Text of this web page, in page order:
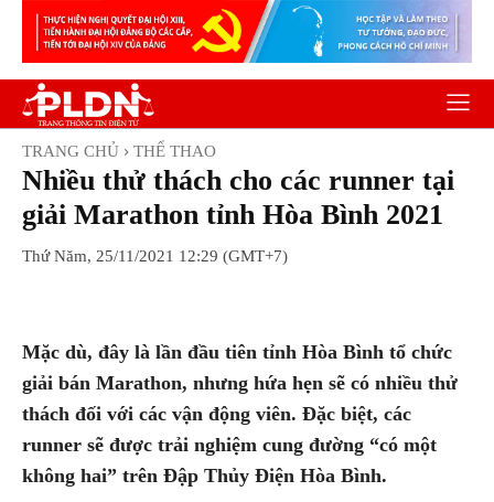
TRANG CHỦ THỂ THAO
Nhiều thử thách cho các runner tại
giải Marathon tỉnh Hòa Bình 2021
Thứ Năm, 25/11/2021 12:29 (GMT+7)
Mặc dù, đây là lần đầu tiên tỉnh Hòa Bình tổ chức
giải bán Marathon, nhưng hứa hẹn sẽ có nhiều thử
thách đối với các vận động viên. Đặc biệt, các
runner sẽ được trải nghiệm cung đường “có một
không hai” trên Đập Thủy Điện Hòa Bình.